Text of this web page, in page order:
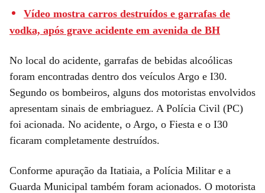
Vídeo mostra carros destruídos e garrafas de
vodka, após grave acidente em avenida de BH
No local do acidente, garrafas de bebidas alcoólicas
foram encontradas dentro dos veículos Argo e I30.
Segundo os bombeiros, alguns dos motoristas envolvidos
apresentam sinais de embriaguez. A Polícia Civil (PC)
foi acionada. No acidente, o Argo, o Fiesta e o I30
ficaram completamente destruídos.
Conforme apuração da Itatiaia, a Polícia Militar e a
Guarda Municipal também foram acionados. O motorista